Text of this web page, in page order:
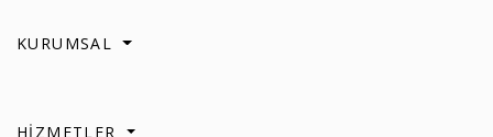
KURUMSAL
HİZMETLER